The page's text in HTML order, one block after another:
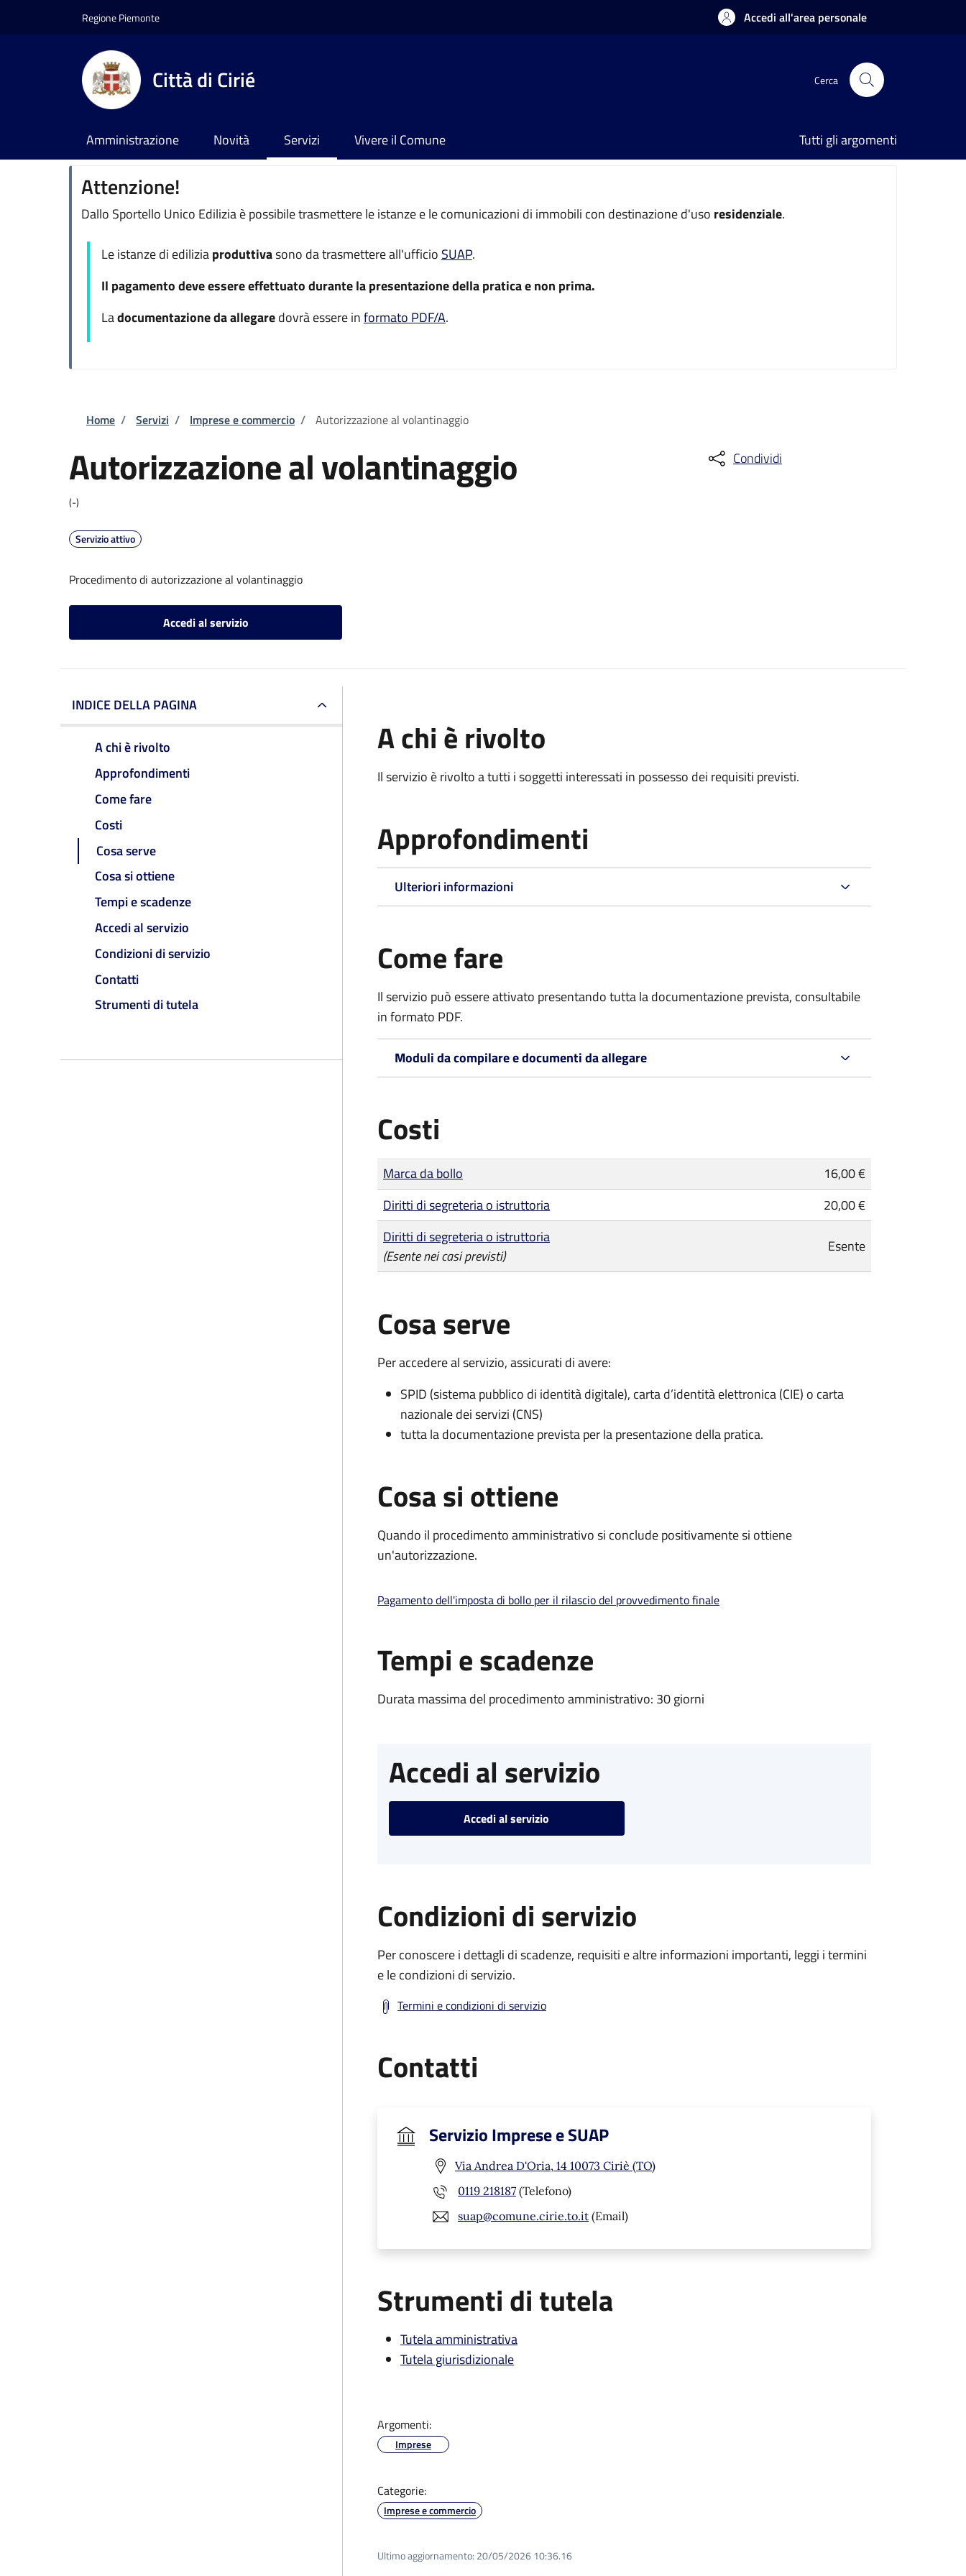
Regione Piemonte Accedi all'area personale
Città di Cirié Cerca
Amministrazione Novità Servizi Vivere il Comune Tutti gli argomenti
Attenzione!
Dallo Sportello Unico Edilizia è possibile trasmettere le istanze e le comunicazioni di immobili con destinazione d'uso residenziale.
Le istanze di ediliziaproduttivasono da trasmettere all'ufficio SUAP.
Il pagamento deve essere effettuato durante la presentazione della pratica e non prima.
Ladocumentazione da allegaredovrà essere informato PDF/A.
Briciole di pane
Home / Servizi / Imprese e commercio / Autorizzazione al volantinaggio
Autorizzazione al volantinaggio
(-)
Servizio attivo
Procedimento di autorizzazione al volantinaggio
Accedi al servizio
Condividi
INDICE DELLA PAGINA
A chi è rivolto
Approfondimenti
Come fare
Costi
Cosa serve
Cosa si ottiene
Tempi e scadenze
Accedi al servizio
Condizioni di servizio
Contatti
Strumenti di tutela
A chi è rivolto
Il servizio è rivolto a tutti i soggetti interessati in possesso dei requisiti previsti.
Approfondimenti
Ulteriori informazioni
Come fare
Il servizio può essere attivato presentando tutta la documentazione prevista, consultabile
in formato PDF.
Moduli da compilare e documenti da allegare
Costi
Tipo di pagamento
Importo
Marca da bollo
16,00 €
Diritti di segreteria o istruttoria
20,00 €
Diritti di segreteria o istruttoria
(Esente nei casi previsti)
Esente
Cosa serve
Per accedere al servizio, assicurati di avere:
SPID (sistema pubblico di identità digitale), carta d’identità elettronica (CIE) o carta
nazionale dei servizi (CNS)
tutta la documentazione prevista per la presentazione della pratica.
Cosa si ottiene
Quando il procedimento amministrativo si conclude positivamente si ottiene
un'autorizzazione.
Pagamento dell'imposta di bollo per il rilascio del provvedimento finale
Tempi e scadenze
Durata massima del procedimento amministrativo: 30 giorni
Accedi al servizio
Accedi al servizio
Condizioni di servizio
Per conoscere i dettagli di scadenze, requisiti e altre informazioni importanti, leggi i termini
e le condizioni di servizio.
Termini e condizioni di servizio
Contatti
Servizio Imprese e SUAP
Via Andrea D'Oria, 14 10073 Ciriè (TO)
0119 218187 (Telefono)
suap@comune.cirie.to.it (Email)
Strumenti di tutela
Tutela amministrativa
Tutela giurisdizionale
Argomenti:
Imprese
Categorie:
Imprese e commercio
Ultimo aggiornamento: 20/05/2026 10:36.16